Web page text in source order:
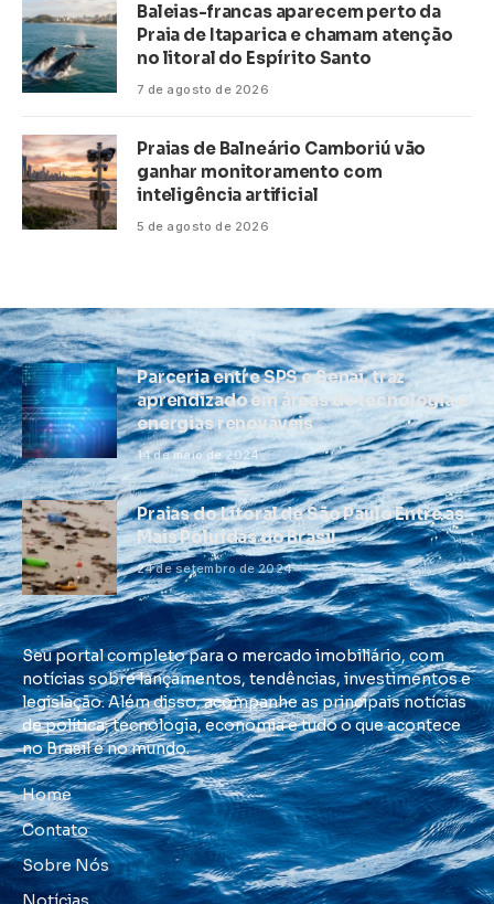
Baleias-francas aparecem perto da
Praia de Itaparica e chamam atenção
no litoral do Espírito Santo
7 de agosto de 2026
Praias de Balneário Camboriú vão
ganhar monitoramento com
inteligência artificial
5 de agosto de 2026
Parceria entre SPS e Senai, traz
aprendizado em áreas de tecnologia e
energias renováveis
14 de maio de 2024
Praias do Litoral de São Paulo Entre as
Mais Poluídas do Brasil
24 de setembro de 2024
Seu portal completo para o mercado imobiliário, com
notícias sobre lançamentos, tendências, investimentos e
legislação. Além disso, acompanhe as principais notícias
de política, tecnologia, economia e tudo o que acontece
no Brasil e no mundo.
Home
Contato
Sobre Nós